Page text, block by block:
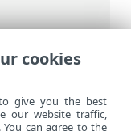
Advanced
cookies
give you the best
our website traffic,
can agree to the